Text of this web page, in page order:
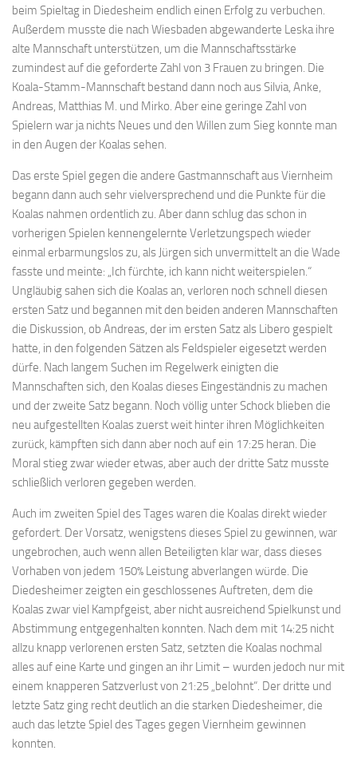
beim Spieltag in Diedesheim endlich einen Erfolg zu verbuchen.
Außerdem musste die nach Wiesbaden abgewanderte Leska ihre
alte Mannschaft unterstützen, um die Mannschaftsstärke
zumindest auf die geforderte Zahl von 3 Frauen zu bringen. Die
Koala-Stamm-Mannschaft bestand dann noch aus Silvia, Anke,
Andreas, Matthias M. und Mirko. Aber eine geringe Zahl von
Spielern war ja nichts Neues und den Willen zum Sieg konnte man
in den Augen der Koalas sehen.
Das erste Spiel gegen die andere Gastmannschaft aus Viernheim
begann dann auch sehr vielversprechend und die Punkte für die
Koalas nahmen ordentlich zu. Aber dann schlug das schon in
vorherigen Spielen kennengelernte Verletzungspech wieder
einmal erbarmungslos zu, als Jürgen sich unvermittelt an die Wade
fasste und meinte: „Ich fürchte, ich kann nicht weiterspielen.“
Ungläubig sahen sich die Koalas an, verloren noch schnell diesen
ersten Satz und begannen mit den beiden anderen Mannschaften
die Diskussion, ob Andreas, der im ersten Satz als Libero gespielt
hatte, in den folgenden Sätzen als Feldspieler eigesetzt werden
dürfe. Nach langem Suchen im Regelwerk einigten die
Mannschaften sich, den Koalas dieses Eingeständnis zu machen
und der zweite Satz begann. Noch völlig unter Schock blieben die
neu aufgestellten Koalas zuerst weit hinter ihren Möglichkeiten
zurück, kämpften sich dann aber noch auf ein 17:25 heran. Die
Moral stieg zwar wieder etwas, aber auch der dritte Satz musste
schließlich verloren gegeben werden.
Auch im zweiten Spiel des Tages waren die Koalas direkt wieder
gefordert. Der Vorsatz, wenigstens dieses Spiel zu gewinnen, war
ungebrochen, auch wenn allen Beteiligten klar war, dass dieses
Vorhaben von jedem 150% Leistung abverlangen würde. Die
Diedesheimer zeigten ein geschlossenes Auftreten, dem die
Koalas zwar viel Kampfgeist, aber nicht ausreichend Spielkunst und
Abstimmung entgegenhalten konnten. Nach dem mit 14:25 nicht
allzu knapp verlorenen ersten Satz, setzten die Koalas nochmal
alles auf eine Karte und gingen an ihr Limit – wurden jedoch nur mit
einem knapperen Satzverlust von 21:25 „belohnt“. Der dritte und
letzte Satz ging recht deutlich an die starken Diedesheimer, die
auch das letzte Spiel des Tages gegen Viernheim gewinnen
konnten.